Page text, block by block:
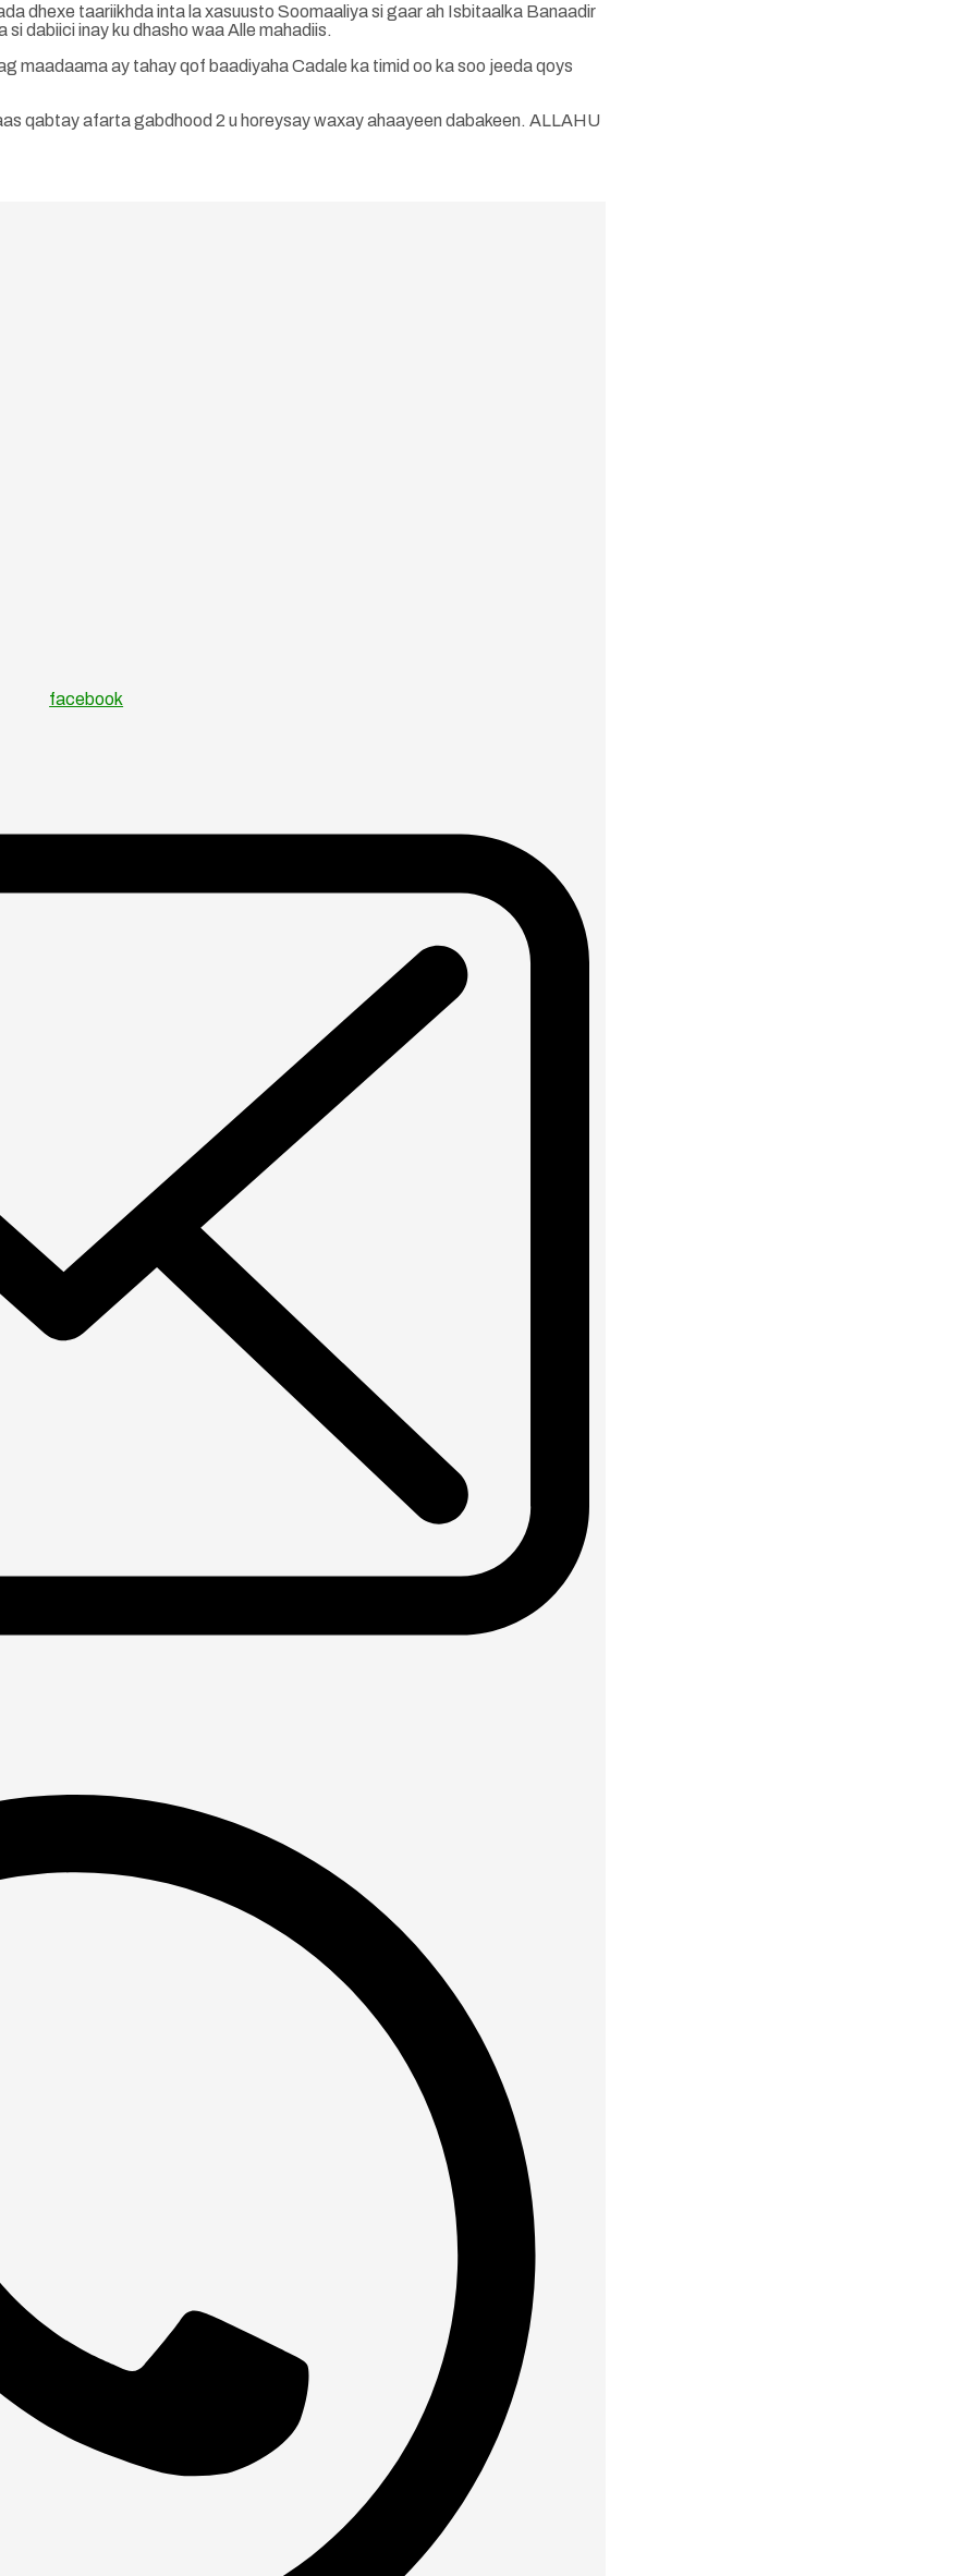
dhexe taariikhda inta la xasuusto Soomaaliya si gaar ah Isbitaalka Banaadir
dabiici inay ku dhasho waa Alle mahadiis.
maadaama ay tahay qof baadiyaha Cadale ka timid oo ka soo jeeda qoys
qabtay afarta gabdhood 2 u horeysay waxay ahaayeen dabakeen. ALLAHU
facebook